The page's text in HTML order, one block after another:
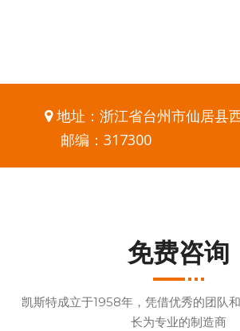
 地址：浙江省台州市仙居县
邮编：317300
免费咨询
凯斯特成立于1958年，凭借优秀的团队
长为专业的制造商